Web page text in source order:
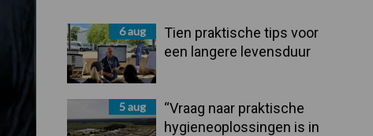
6 aug
Tien praktische tips voor
een langere levensduur
5 aug
“Vraag naar praktische
hygieneoplossingen is in